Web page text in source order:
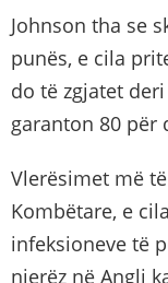
Johnson tha se
punës, e cila
do të zgjatet
garanton 80 për
Vlerësimet më
Kombëtare, e
infeksioneve të
njerëz në Angli